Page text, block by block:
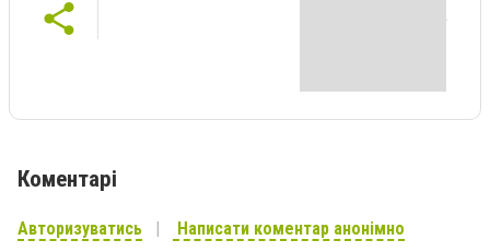
Коментарі
Авторизуватись Написати коментар анонімно